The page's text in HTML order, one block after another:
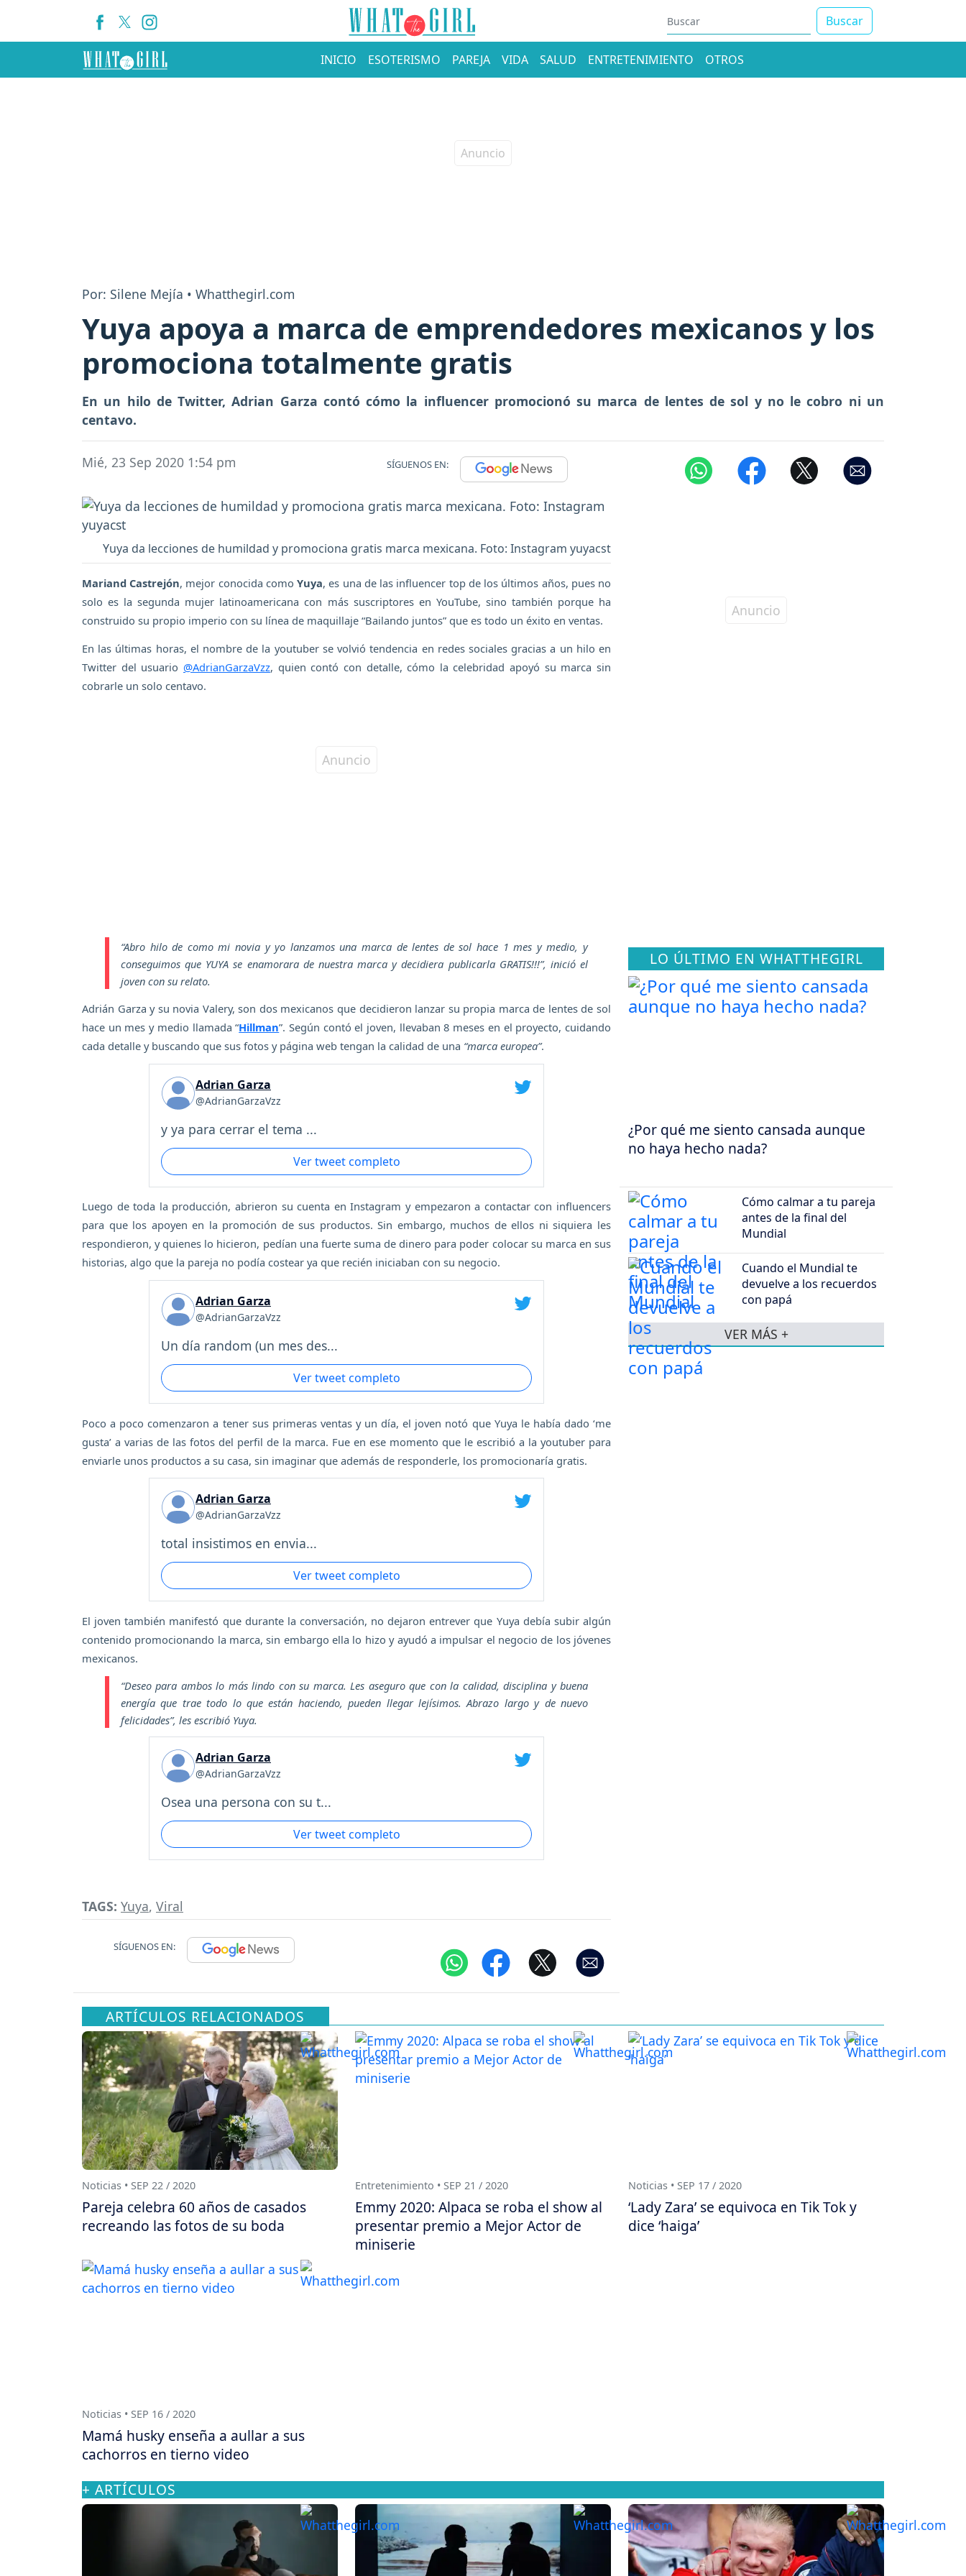
Buscar
INICIO ESOTERISMO PAREJA VIDA SALUD ENTRETENIMIENTO OTROS
Por: Silene Mejía • Whatthegirl.com
Yuya apoya a marca de emprendedores mexicanos y los
promociona totalmente gratis
En un hilo de Twitter, Adrian Garza contó cómo la influencer promocionó su marca de lentes de sol y no le cobro ni un
centavo.
Mié, 23 Sep 2020 1:54 pm SÍGUENOS EN:
Yuya da lecciones de humildad y promociona gratis marca mexicana. Foto: Instagram yuyacst
Mariand Castrejón, mejor conocida comoYuya, es una de las influencer top de los últimos años, pues no
solo es la segunda mujer latinoamericana con más suscriptores en YouTube, sino también porque ha
construido su propio imperio con su línea de maquillaje “Bailando juntos” que es todo un éxito en ventas.
En las últimas horas, el nombre de la youtuber se volvió tendencia en redes sociales gracias a un hilo en
Twitter del usuario @AdrianGarzaVzz, quien contó con detalle, cómo la celebridad apoyó su marca sin
cobrarle un solo centavo.
“Abro hilo de como mi novia y yo lanzamos una marca de lentes de sol hace 1 mes y medio, y
conseguimos que YUYA se enamorara de nuestra marca y decidiera publicarla GRATIS!!!”, inició el
joven con su relato.
Adrián Garza y su novia Valery, son dos mexicanos que decidieron lanzar su propia marca de lentes de sol
hace un mes y medio llamada “Hillman”. Según contó el joven, llevaban 8 meses en el proyecto, cuidando
cada detalle y buscando que sus fotos y página web tengan la calidad de una “marca europea”.
Adrian Garza
@AdrianGarzaVzz
y ya para cerrar el tema ...
Ver tweet completo
Luego de toda la producción, abrieron su cuenta en Instagram y empezaron a contactar con influencers
para que los apoyen en la promoción de sus productos. Sin embargo, muchos de ellos ni siquiera les
respondieron, y quienes lo hicieron, pedían una fuerte suma de dinero para poder colocar su marca en sus
historias, algo que la pareja no podía costear ya que recién iniciaban con su negocio.
Adrian Garza
@AdrianGarzaVzz
Un día random (un mes des...
Ver tweet completo
Poco a poco comenzaron a tener sus primeras ventas y un día, el joven notó que Yuya le había dado ‘me
gusta’ a varias de las fotos del perfil de la marca. Fue en ese momento que le escribió a la youtuber para
enviarle unos productos a su casa, sin imaginar que además de responderle, los promocionaría gratis.
Adrian Garza
@AdrianGarzaVzz
total insistimos en envia...
Ver tweet completo
El joven también manifestó que durante la conversación, no dejaron entrever que Yuya debía subir algún
contenido promocionando la marca, sin embargo ella lo hizo y ayudó a impulsar el negocio de los jóvenes
mexicanos.
“Deseo para ambos lo más lindo con su marca. Les aseguro que con la calidad, disciplina y buena
energía que trae todo lo que están haciendo, pueden llegar lejísimos. Abrazo largo y de nuevo
felicidades”, les escribió Yuya.
Adrian Garza
@AdrianGarzaVzz
Osea una persona con su t...
Ver tweet completo
TAGS: Yuya, Viral
SÍGUENOS EN:
LO ÚLTIMO EN WHATTHEGIRL
¿Por qué me siento cansada aunque
no haya hecho nada?
Cómo calmar a tu pareja
antes de la final del
Mundial
Cuando el Mundial te
devuelve a los recuerdos
con papá
VER MÁS +
ARTÍCULOS RELACIONADOS
Noticias • SEP 22 / 2020
Pareja celebra 60 años de casados
recreando las fotos de su boda
Entretenimiento • SEP 21 / 2020
Emmy 2020: Alpaca se roba el show al
presentar premio a Mejor Actor de
miniserie
Noticias • SEP 17 / 2020
‘Lady Zara’ se equivoca en Tik Tok y
dice ‘haiga’
Noticias • SEP 16 / 2020
Mamá husky enseña a aullar a sus
cachorros en tierno video
+ ARTÍCULOS